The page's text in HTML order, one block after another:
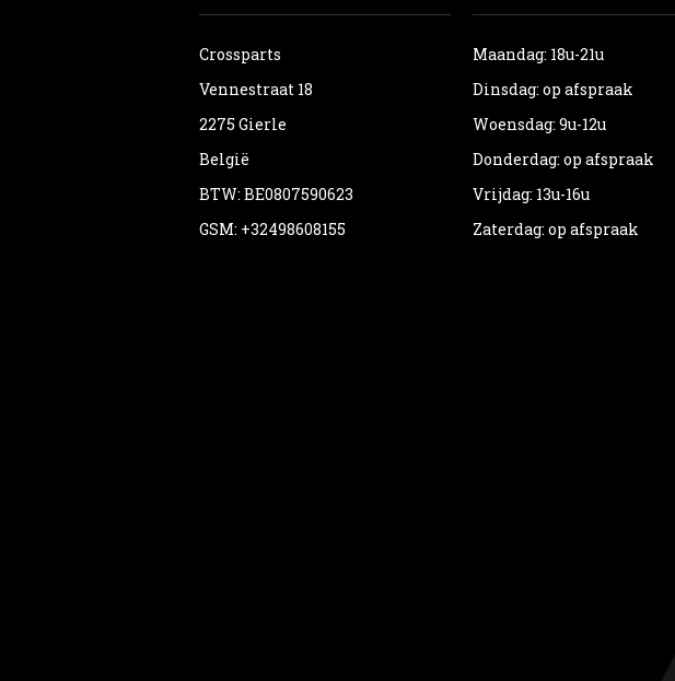
Crossparts
Vennestraat 18
2275 Gierle
België
BTW: BE0807590623
GSM: +32498608155
Maandag: 18u-21u
Dinsdag: op afspraak
Woensdag: 9u-12u
Donderdag: op afspraak
Vrijdag: 13u-16u
Zaterdag: op afspraak